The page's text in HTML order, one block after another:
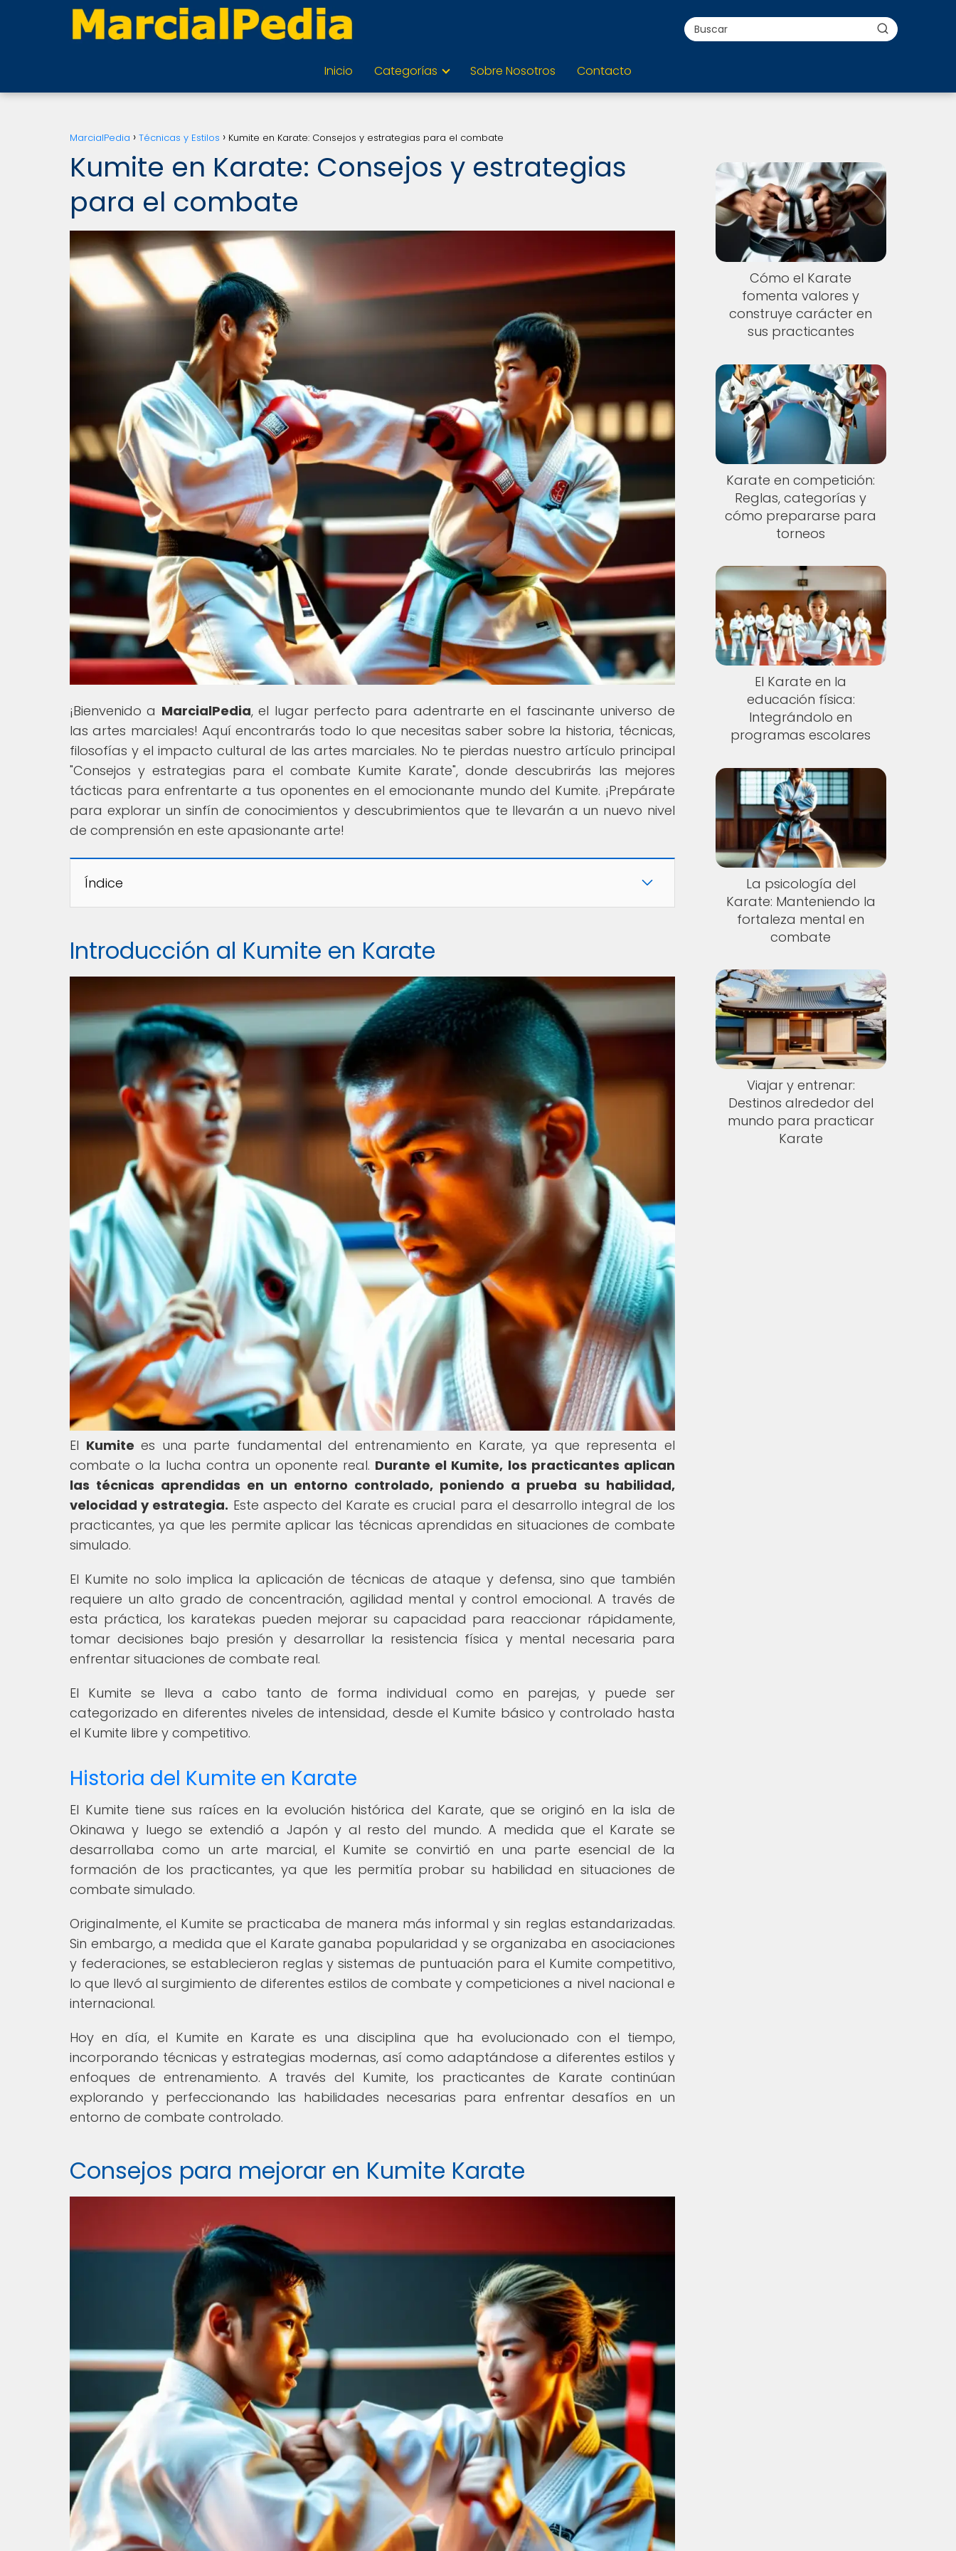
Inicio Categorías Sobre Nosotros Contacto
MarcialPedia Técnicas y Estilos Kumite en Karate: Consejos y estrategias para el combate
Kumite en Karate: Consejos y estrategias
para el combate
¡Bienvenido a MarcialPedia, el lugar perfecto para adentrarte en el fascinante universo de
las artes marciales! Aquí encontrarás todo lo que necesitas saber sobre la historia, técnicas,
filosofías y el impacto cultural de las artes marciales. No te pierdas nuestro artículo principal
"Consejos y estrategias para el combate Kumite Karate", donde descubrirás las mejores
tácticas para enfrentarte a tus oponentes en el emocionante mundo del Kumite. ¡Prepárate
para explorar un sinfín de conocimientos y descubrimientos que te llevarán a un nuevo nivel
de comprensión en este apasionante arte!
Índice
Introducción al Kumite en Karate
El Kumite es una parte fundamental del entrenamiento en Karate, ya que representa el
combate o la lucha contra un oponente real. Durante el Kumite, los practicantes aplican
las técnicas aprendidas en un entorno controlado, poniendo a prueba su habilidad,
velocidad y estrategia. Este aspecto del Karate es crucial para el desarrollo integral de los
practicantes, ya que les permite aplicar las técnicas aprendidas en situaciones de combate
simulado.
El Kumite no solo implica la aplicación de técnicas de ataque y defensa, sino que también
requiere un alto grado de concentración, agilidad mental y control emocional. A través de
esta práctica, los karatekas pueden mejorar su capacidad para reaccionar rápidamente,
tomar decisiones bajo presión y desarrollar la resistencia física y mental necesaria para
enfrentar situaciones de combate real.
El Kumite se lleva a cabo tanto de forma individual como en parejas, y puede ser
categorizado en diferentes niveles de intensidad, desde el Kumite básico y controlado hasta
el Kumite libre y competitivo.
Historia del Kumite en Karate
El Kumite tiene sus raíces en la evolución histórica del Karate, que se originó en la isla de
Okinawa y luego se extendió a Japón y al resto del mundo. A medida que el Karate se
desarrollaba como un arte marcial, el Kumite se convirtió en una parte esencial de la
formación de los practicantes, ya que les permitía probar su habilidad en situaciones de
combate simulado.
Originalmente, el Kumite se practicaba de manera más informal y sin reglas estandarizadas.
Sin embargo, a medida que el Karate ganaba popularidad y se organizaba en asociaciones
y federaciones, se establecieron reglas y sistemas de puntuación para el Kumite competitivo,
lo que llevó al surgimiento de diferentes estilos de combate y competiciones a nivel nacional e
internacional.
Hoy en día, el Kumite en Karate es una disciplina que ha evolucionado con el tiempo,
incorporando técnicas y estrategias modernas, así como adaptándose a diferentes estilos y
enfoques de entrenamiento. A través del Kumite, los practicantes de Karate continúan
explorando y perfeccionando las habilidades necesarias para enfrentar desafíos en un
entorno de combate controlado.
Consejos para mejorar en Kumite Karate
Cómo el Karate
fomenta valores y
construye carácter en
sus practicantes
Karate en competición:
Reglas, categorías y
cómo prepararse para
torneos
El Karate en la
educación física:
Integrándolo en
programas escolares
La psicología del
Karate: Manteniendo la
fortaleza mental en
combate
Viajar y entrenar:
Destinos alrededor del
mundo para practicar
Karate